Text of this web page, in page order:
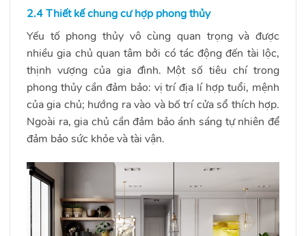
2.4 Thiết kế chung cư hợp phong thủy
Yếu tố phong thủy vô cùng quan trọng và được
nhiều gia chủ quan tâm bởi có tác động đến tài lộc,
thịnh vượng của gia đình. Một số tiêu chí trong
phong thủy cần đảm bảo: vị trí địa lí hợp tuổi, mệnh
của gia chủ; hướng ra vào và bố trí cửa sổ thích hợp.
Ngoài ra, gia chủ cần đảm bảo ánh sáng tự nhiên để
đảm bảo sức khỏe và tài vận.